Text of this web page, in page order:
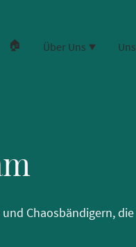
🏠 Über Uns
Chaosbändigern,